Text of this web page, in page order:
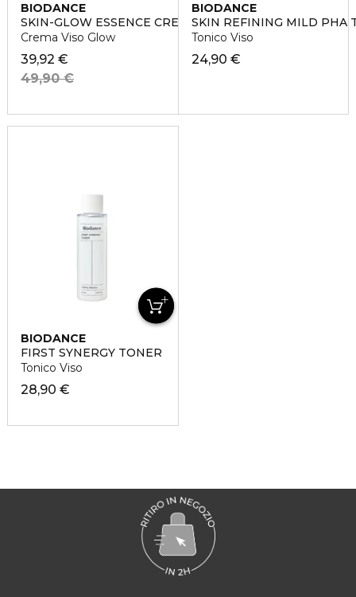
BIODANCE
SKIN-GLOW ESSENCE CREAM
Crema Viso Glow
39,92 €
49,90 €
BIODANCE
SKIN REFINING MILD PHA
Tonico Viso
24,90 €
BIODANCE
FIRST SYNERGY TONER
Tonico Viso
28,90 €